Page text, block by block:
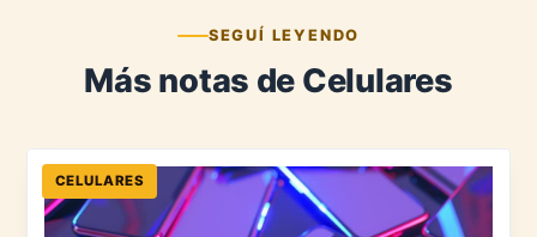
SEGUÍ LEYENDO
Más notas de Celulares
CELULARES